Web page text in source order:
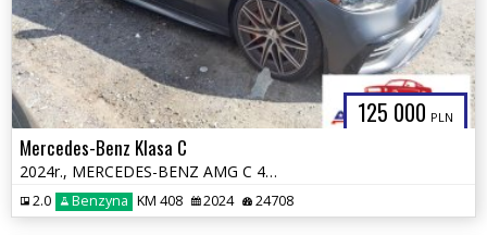
125 000 PLN
Mercedes-Benz Klasa C
2024r., MERCEDES-BENZ AMG C 43 4MATIC, 2L, od ubezpieczalni
2.0 Benzyna KM 408 2024 24708